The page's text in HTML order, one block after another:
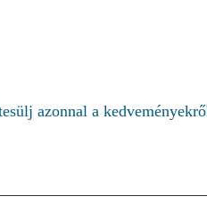
azonnal a